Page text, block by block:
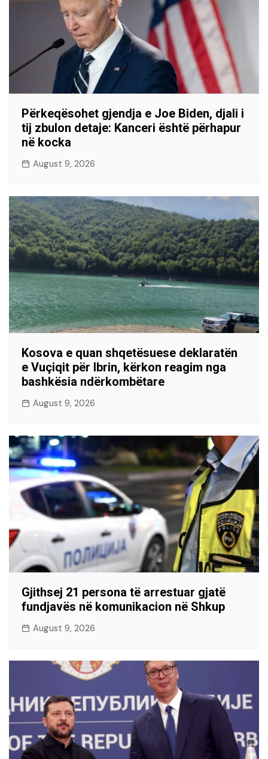
Përkeqësohet gjendja e Joe Biden, djali i
tij zbulon detaje: Kanceri është përhapur
në kocka
August 9, 2026
Kosova e quan shqetësuese deklaratën
e Vuçiqit për Ibrin, kërkon reagim nga
bashkësia ndërkombëtare
August 9, 2026
Gjithsej 21 persona të arrestuar gjatë
fundjavës në komunikacion në Shkup
August 9, 2026